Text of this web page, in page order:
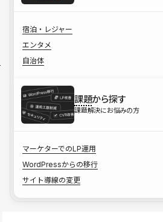
宿泊・レジャー
エンタメ
自治体
課題から探す
課題解決にお悩みの方
マーケターでのLP運用
WordPressからの移行
サイト導線の変更